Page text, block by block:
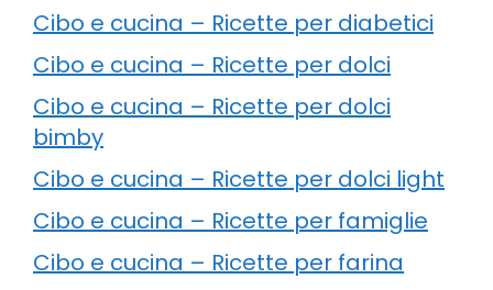
Cibo e cucina – Ricette per diabetici
Cibo e cucina – Ricette per dolci
Cibo e cucina – Ricette per dolci
bimby
Cibo e cucina – Ricette per dolci light
Cibo e cucina – Ricette per famiglie
Cibo e cucina – Ricette per farina